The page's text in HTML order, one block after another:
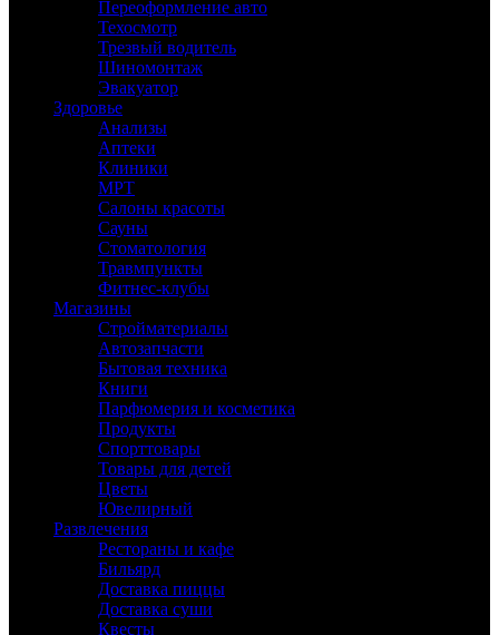
Переоформление авто
Техосмотр
Трезвый водитель
Шиномонтаж
Эвакуатор
Здоровье
Анализы
Аптеки
Клиники
МРТ
Салоны красоты
Сауны
Стоматология
Травмпункты
Фитнес-клубы
Магазины
Стройматериалы
Автозапчасти
Бытовая техника
Книги
Парфюмерия и косметика
Продукты
Спорттовары
Товары для детей
Цветы
Ювелирный
Развлечения
Рестораны и кафе
Бильярд
Доставка пиццы
Доставка суши
Квесты